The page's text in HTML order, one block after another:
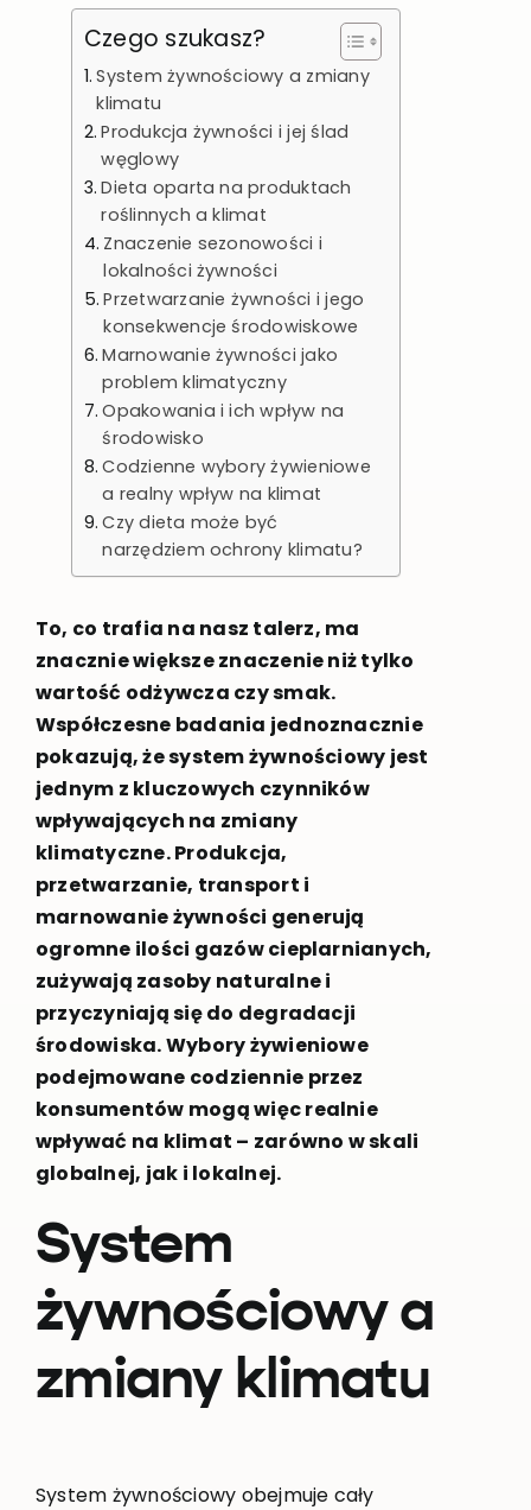
Czego szukasz?
System żywnościowy a zmiany
klimatu
Produkcja żywności i jej ślad
węglowy
Dieta oparta na produktach
roślinnych a klimat
Znaczenie sezonowości i
lokalności żywności
Przetwarzanie żywności i jego
konsekwencje środowiskowe
Marnowanie żywności jako
problem klimatyczny
Opakowania i ich wpływ na
środowisko
Codzienne wybory żywieniowe
a realny wpływ na klimat
Czy dieta może być
narzędziem ochrony klimatu?
To, co trafia na nasz talerz, ma
znacznie większe znaczenie niż tylko
wartość odżywcza czy smak.
Współczesne badania jednoznacznie
pokazują, że system żywnościowy jest
jednym z kluczowych czynników
wpływających na zmiany
klimatyczne. Produkcja,
przetwarzanie, transport i
marnowanie żywności generują
ogromne ilości gazów cieplarnianych,
zużywają zasoby naturalne i
przyczyniają się do degradacji
środowiska. Wybory żywieniowe
podejmowane codziennie przez
konsumentów mogą więc realnie
wpływać na klimat – zarówno w skali
globalnej, jak i lokalnej.
System
żywnościowy a
zmiany klimatu
System żywnościowy obejmuje cały